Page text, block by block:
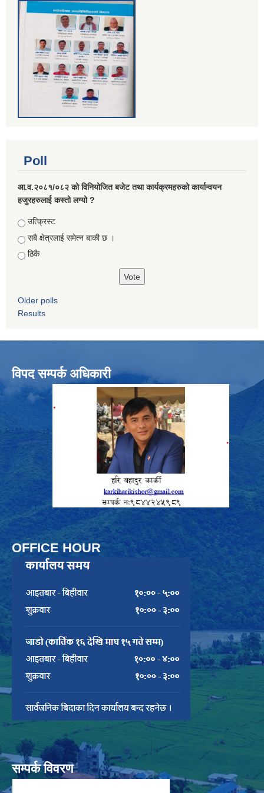
Poll
आ.व.२०८१/०८२ को विनियोजित बजेट तथा कार्यक्रमहरुको कार्यान्वयन
हजुरहरुलाई कस्तो लग्यो ?
Choices
उत्क्रिस्ट
सबै क्षेत्रलाई समेत्न बाकी छ ।
ठिकै
Older polls
Results
विपद सम्पर्क अधिकारी
OFFICE HOUR
सम्पर्क विवरण